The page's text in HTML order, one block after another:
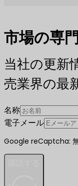
市場の専
当社の更新
売業界の最
名称
電子メール
Google reCaptcha: 無